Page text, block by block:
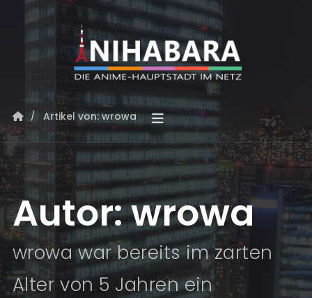
Artikel von: wrowa
Autor:wrowa
wrowa war bereits im zarten
Alter von 5 Jahren ein